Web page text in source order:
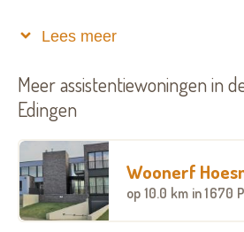
Naast huisvesting zijn er veel
restaurant met terras, een eigen
een wasruimte, een
revalidatieruimte en een
Elk appartement is uitgerust
oproepsysteem dat 24/24, 7/7 in
met de voorziene permanentie
Lees meer
Meer assistentiewoningen in
Edingen
Woonerf
op 10.0 km in 1670